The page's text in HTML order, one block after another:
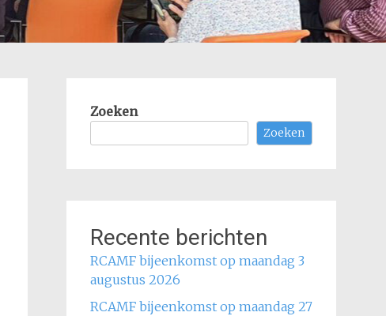
Zoeken
Zoeken
Recente berichten
RCAMF bijeenkomst op maandag 3
augustus 2026
RCAMF bijeenkomst op maandag 27